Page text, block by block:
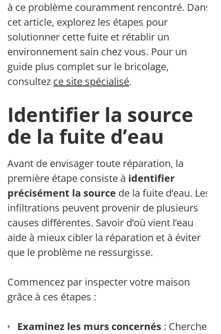
à ce problème couramment rencontré. Dans
cet article, explorez les étapes pour
solutionner cette fuite et rétablir un
environnement sain chez vous. Pour un
guide plus complet sur le bricolage,
consultez ce site spécialisé.
Identifier la source
de la fuite d’eau
Avant de envisager toute réparation, la
première étape consiste à identifier
précisément la source de la fuite d’eau. Les
infiltrations peuvent provenir de plusieurs
causes différentes. Savoir d’où vient l’eau
aide à mieux cibler la réparation et à éviter
que le problème ne ressurgisse.
Commencez par inspecter votre maison
grâce à ces étapes :
Examinez les murs concernés : Cherchez